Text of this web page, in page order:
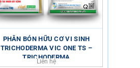
PHÂN BÓN HỮU CƠ VI SINH
TRICHODERMA VIC ONE TS –
TRICHODERMA
Liên hệ